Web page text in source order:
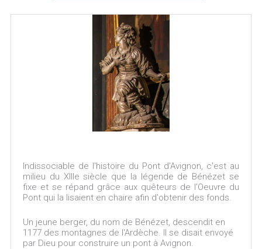
Indissociable de l'histoire du Pont d'Avignon, c'est au
milieu du XIIIe siècle que la légende de Bénézet se
fixe et se répand grâce aux quêteurs de l'Oeuvre du
Pont qui la lisaient en chaire afin d'obtenir des fonds.
Un jeune berger, du nom de Bénézet, descendit en
1177 des montagnes de l'Ardèche. Il se disait envoyé
par Dieu pour construire un pont à Avignon.